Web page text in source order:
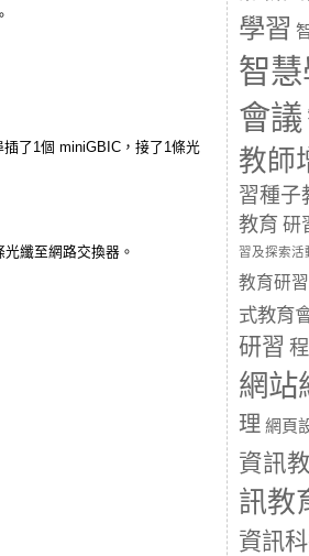
了1個 miniGBIC，接了1條光
纖至網路交換器。
學習
智
會議
教師
習種子
教育 研
習及探索活
教育研習
式教育
研習
網站
理 網頁
資訊
訊教
資訊